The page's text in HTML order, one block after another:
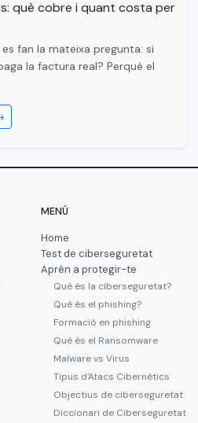
què cobre i quant costa per
fan la mateixa pregunta: si
la factura real? Perquè el
MENÚ
Home
Test de ciberseguretat
Aprèn a protegir-te
Què és la ciberseguretat?
Què és el phishing?
Formació en phishing
Què és el Ransomware
Malware vs Virus
Tipus d'Atacs Cibernètics
Objectius de ciberseguretat
Diccionari de Ciberseguretat